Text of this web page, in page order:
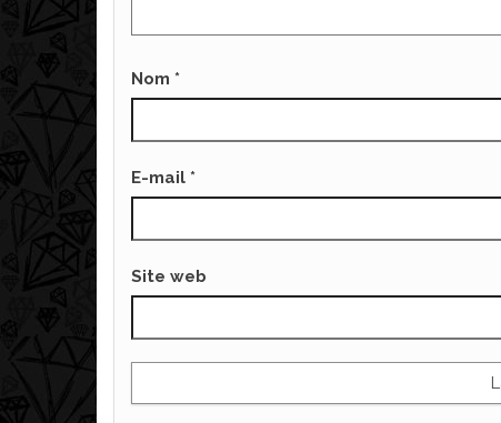
Nom *
E-mail *
Site web